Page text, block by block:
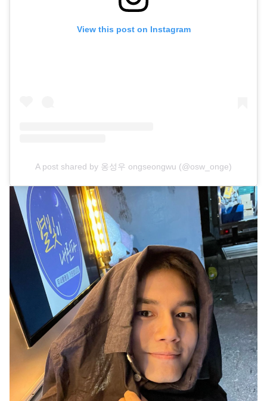
View this post on Instagram
A post shared by 옹성우 ongseongwu (@osw_onge)